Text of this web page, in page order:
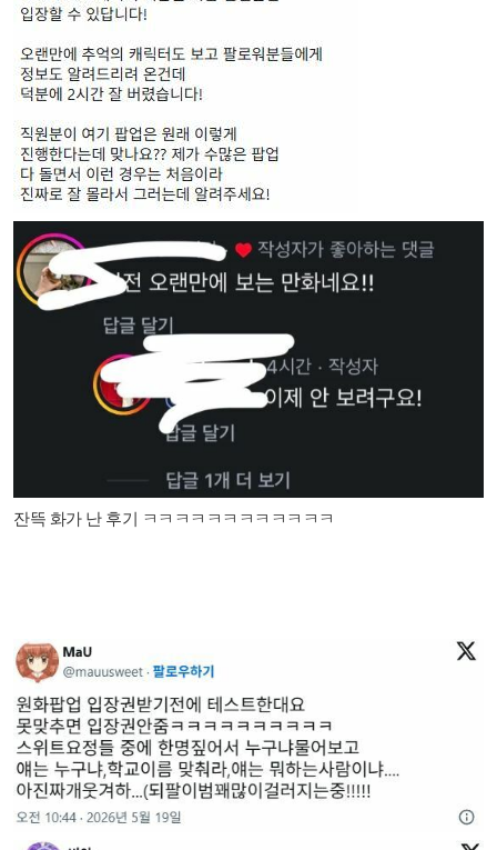
잔뜩 화가 난 후기 ㅋㅋㅋㅋㅋㅋㅋㅋㅋㅋㅋㅋ